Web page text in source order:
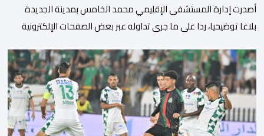
أصدرت إدارة المستشفى الإقليمي محمد الخامس بمدينة الجديدة
بلاغا توضيحيا، ردا على ما جرى تداوله عبر بعض الصفحات الإلكترونية
مولودها أمام الباب الرئيسي للمستشفى بسبب رفض استقبالها أو
التكفل بها. وأكدت إدارة المستشفى أن السيدة المعنية حضرت إلى
مصلحة الولادة، حيث تم استقبالها وتسجيلها وإخضاعها […]